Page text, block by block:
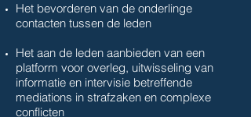
Het bevorderen van de onderlinge
contacten tussen de leden
Het aan de leden aanbieden van een
platform voor overleg, uitwisseling van
informatie en intervisie betreffende
mediations in strafzaken en complexe
conflicten